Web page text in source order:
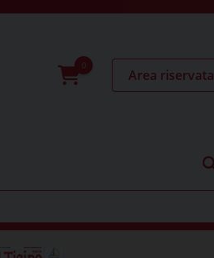
0
Area riservata